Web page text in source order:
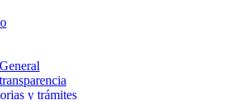
y trámites